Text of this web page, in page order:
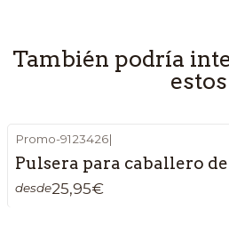
También podría
estos
Promo-9123426|
Pulsera para caballero
desde25,95€